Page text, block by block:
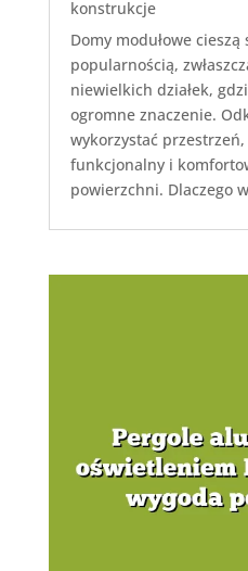
konstrukcje
Domy modułowe
popularnością,
niewielkich działek,
ogromne znaczenie.
wykorzystać
funkcjonalny i
powierzchni. Dlaczego